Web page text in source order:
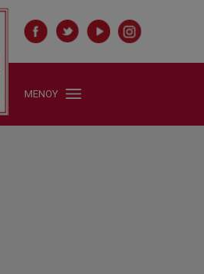
ΜΕΝΟΥ